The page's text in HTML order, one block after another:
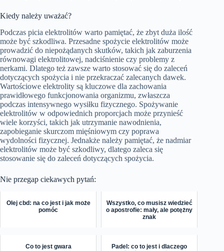
Kiedy należy uważać?
Podczas picia elektrolitów warto pamiętać, że zbyt duża ilość
może być szkodliwa. Przesadne spożycie elektrolitów może
prowadzić do niepożądanych skutków, takich jak zaburzenia
równowagi elektrolitowej, nadciśnienie czy problemy z
nerkami. Dlatego też zawsze warto stosować się do zaleceń
dotyczących spożycia i nie przekraczać zalecanych dawek.
Wartościowe elektrolity są kluczowe dla zachowania
prawidłowego funkcjonowania organizmu, zwłaszcza
podczas intensywnego wysiłku fizycznego. Spożywanie
elektrolitów w odpowiednich proporcjach może przynieść
wiele korzyści, takich jak utrzymanie nawodnienia,
zapobieganie skurczom mięśniowym czy poprawa
wydolności fizycznej. Jednakże należy pamiętać, że nadmiar
elektrolitów może być szkodliwy, dlatego zaleca się
stosowanie się do zaleceń dotyczących spożycia.
Nie przegap ciekawych pytań:
Olej cbd: na co jest i jak może
pomóc
Wszystko, co musisz wiedzieć
o apostrofie: mały, ale potężny
znak
Co to jest gwara
Padel: co to jest i dlaczego